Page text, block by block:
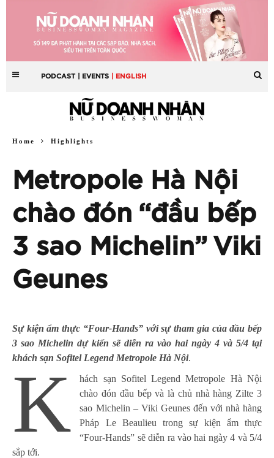
PODCAST | EVENTS | ENGLISH
Home Highlights
Metropole Hà Nội
chào đón “đầu bếp
3 sao Michelin” Viki
Geunes
Sự kiện ẩm thực “Four-Hands” với sự tham gia của đầu bếp
3 sao Michelin dự kiến sẽ diễn ra vào hai ngày 4 và 5/4 tại
khách sạn Sofitel Legend Metropole Hà Nội.
K
hách sạn Sofitel Legend Metropole Hà Nội
chào đón đầu bếp và là chủ nhà hàng Zilte 3
sao Michelin – Viki Geunes đến với nhà hàng
Pháp Le Beaulieu trong sự kiện ẩm thực
“Four-Hands” sẽ diễn ra vào hai ngày 4 và 5/4
sắp tới.